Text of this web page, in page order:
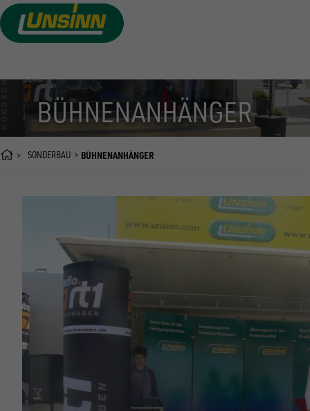
Direkt
zum
Inhalt
BÜHNENANHÄNGER
SONDERBAU BÜHNENANHÄNGER